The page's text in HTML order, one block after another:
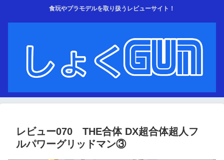
食玩やプラモデルを取り扱うレビューサイト！
レビュー070 THE合体 DX超合体超人フ
ルパワーグリッドマン③